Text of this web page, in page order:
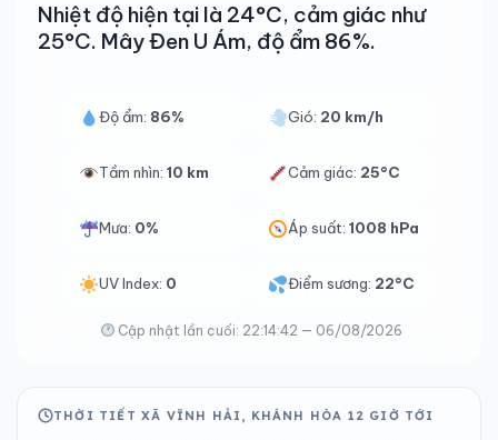
Nhiệt độ hiện tại là 24°C, cảm giác như
25°C. Mây Đen U Ám, độ ẩm 86%.
Độ ẩm: 86% Gió: 20 km/h
Tầm nhìn: 10 km Cảm giác: 25°C
Mưa: 0% Áp suất:1008 hPa
UV Index: 0 Điểm sương: 22°C
Cập nhật lần cuối: 22:14:42 — 06/08/2026
THỜI TIẾT XÃ VĨNH HẢI, KHÁNH HÒA 12 GIỜ TỚI